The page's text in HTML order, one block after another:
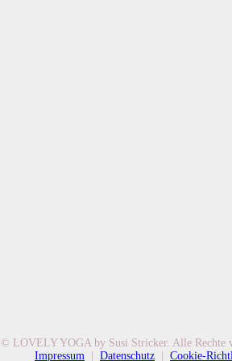
© LOVELY YOGA by Susi Stricker. Alle Rechte
Impressum
Datenschutz Cookie-